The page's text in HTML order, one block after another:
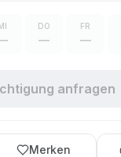
DO
—
FR
—
anfragen
Merken